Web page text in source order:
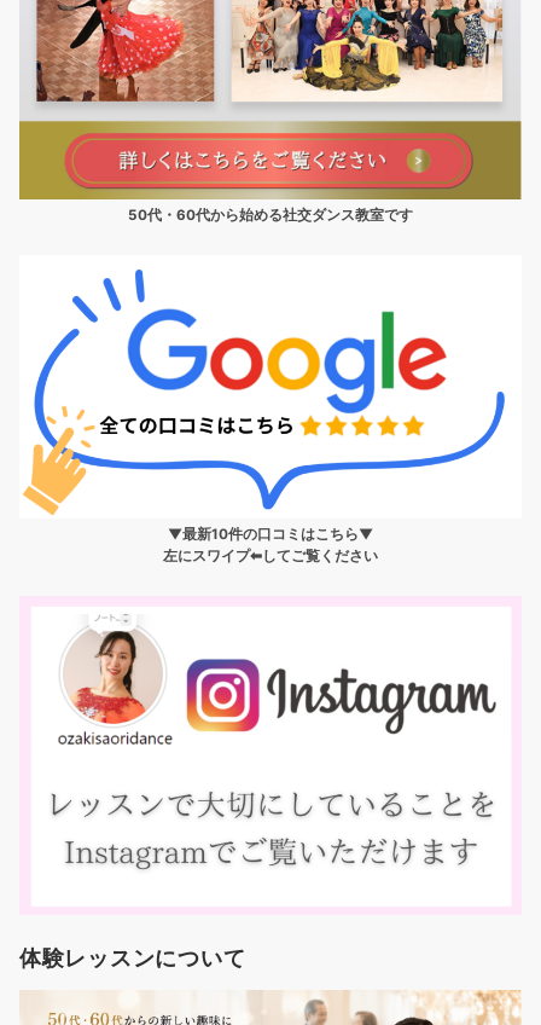
50代・60代から始める社交ダンス教室です
▼最新10件の口コミはこちら▼
左にスワイプ⬅︎してご覧ください
体験レッスンについて